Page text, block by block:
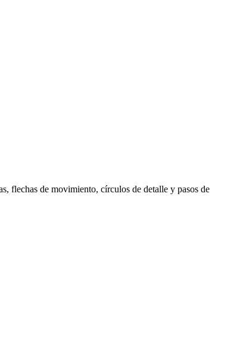
flechas de movimiento, círculos de detalle y pasos de